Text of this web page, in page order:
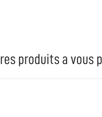
produits a vous